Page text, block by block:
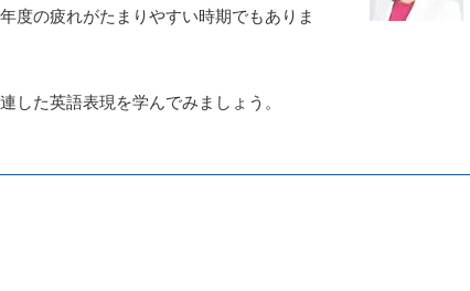
度の疲れがたまりやすい時期でもありま
した英語表現を学んでみましょう。